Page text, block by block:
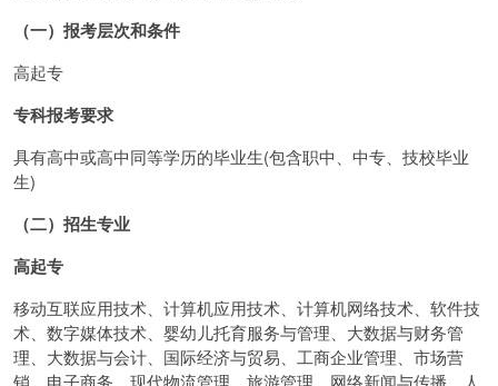
（一）报考层次和条件
高起专
专科报考要求
具有高中或高中同等学历的毕业生(包含职中、中专、技校毕业
生)
（二）招生专业
高起专
移动互联应用技术、计算机应用技术、计算机网络技术、软件技
术、数字媒体技术、婴幼儿托育服务与管理、大数据与财务管
理、大数据与会计、国际经济与贸易、工商企业管理、市场营
销、电子商务、现代物流管理、旅游管理、网络新闻与传播、人